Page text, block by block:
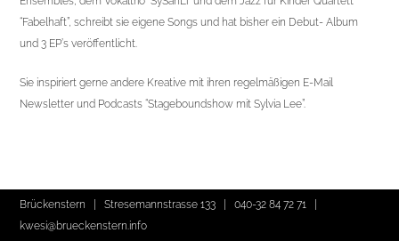
“Fabelhaft”, schreibt sie eigene Songs und hat bisher ein Debut- Album
und 3 EP’s veröffentlicht.
Sie inspiriert gerne andere Kreative mit ihren regelmäßigen E-Mail
Newsletter und Podcasts “Stageboundshow mit Sylvia Lee”.
Brückenstern | Stresemannstrasse 133 |040-32 84 72 71
kwesi@brueckenstern.info